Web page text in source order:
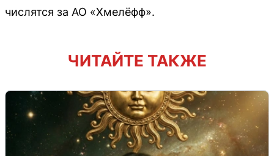
числятся за АО «Хмелёфф».
ЧИТАЙТЕ ТАКЖЕ